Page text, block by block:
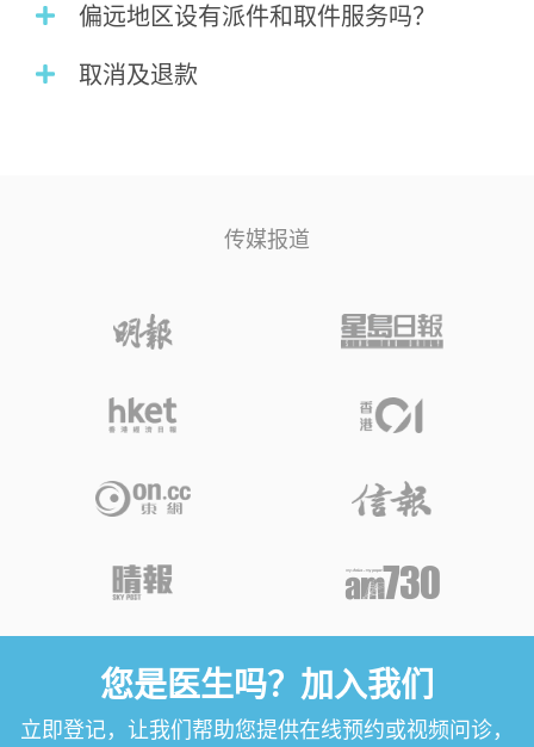
偏远地区设有派件和取件服务吗？
取消及退款
传媒报道
您是医生吗？加入我们
立即登记，让我们帮助您提供在线预约或视频问诊，